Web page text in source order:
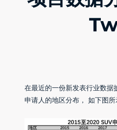
在最近的一份新发表行业数据
申请人的地区分布， 如下图所